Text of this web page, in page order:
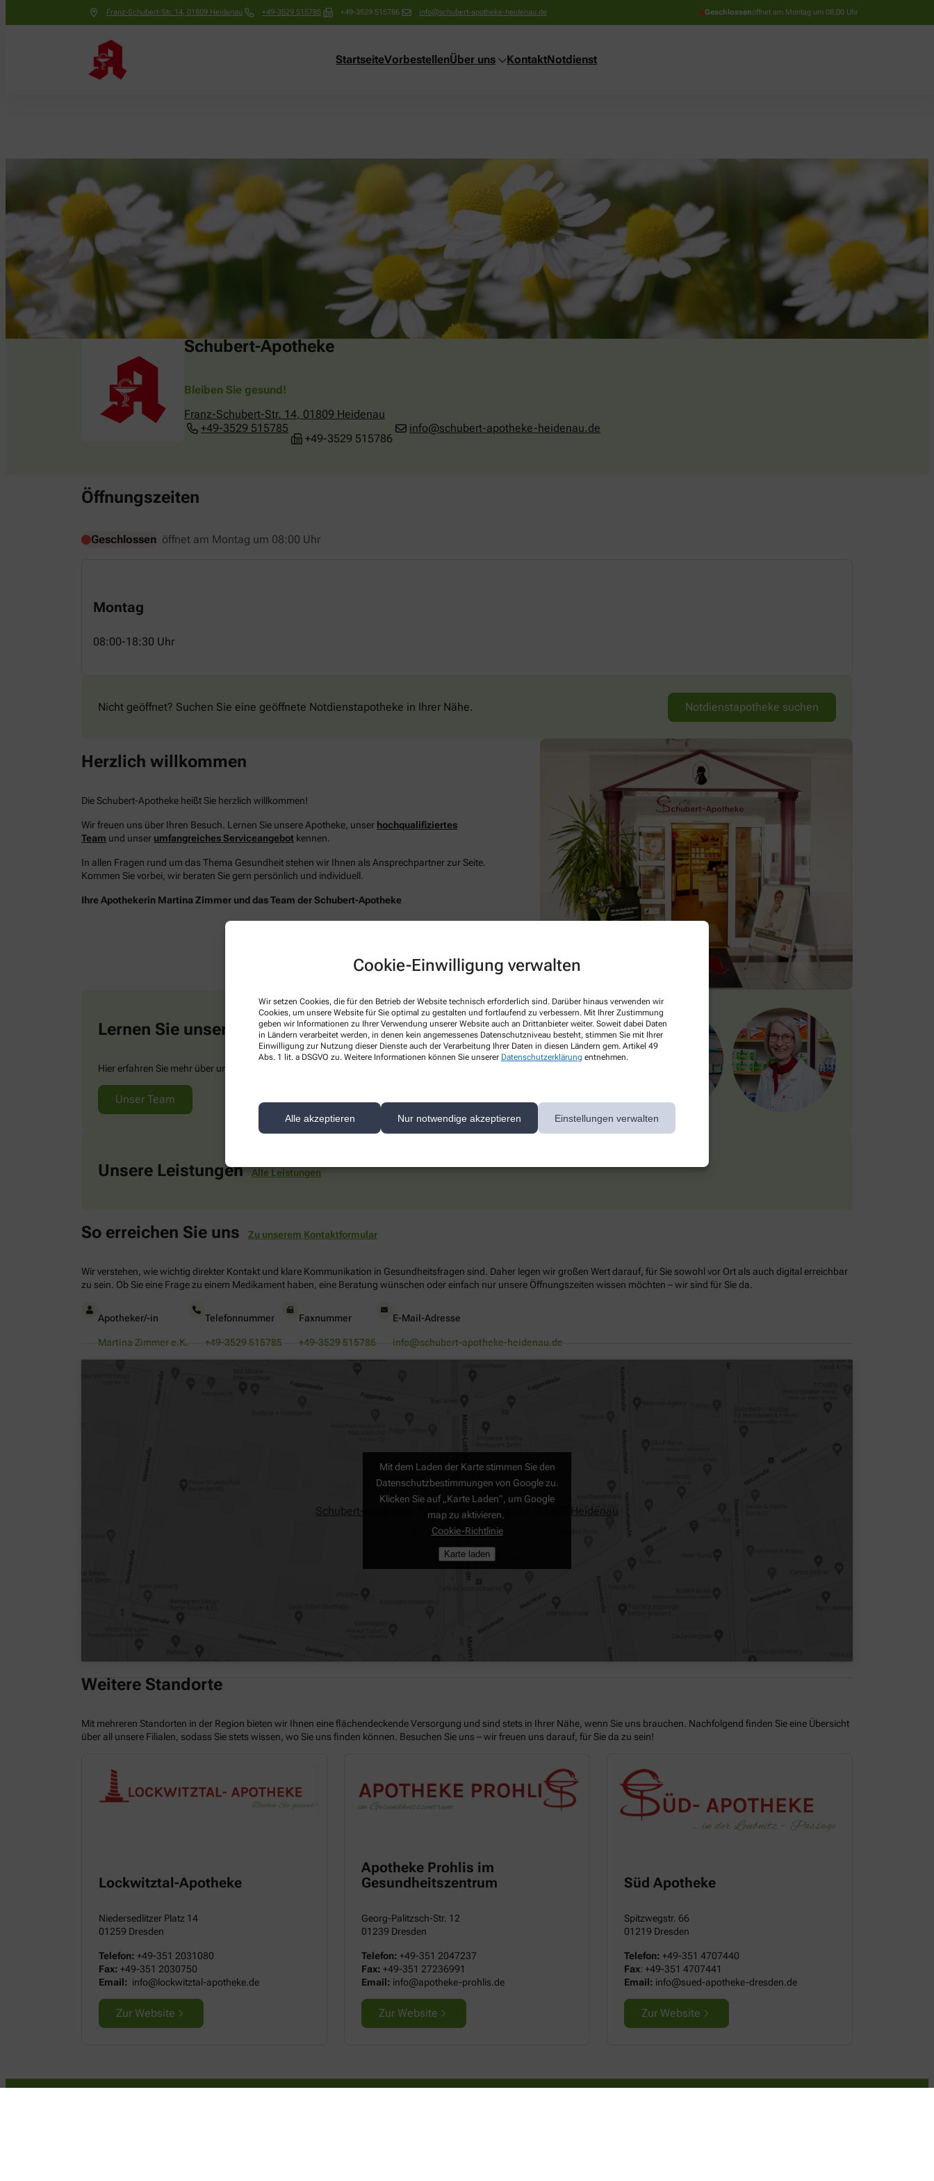
Cookie-Einwilligung verwalten
Wir setzen Cookies, die für den Betrieb der Website technisch erforderlich sind. Darüber hinaus verwenden wir
Cookies, um unsere Website für Sie optimal zu gestalten und fortlaufend zu verbessern. Mit Ihrer Zustimmung
geben wir Informationen zu Ihrer Verwendung unserer Website auch an Drittanbieter weiter. Soweit dabei Daten
in Ländern verarbeitet werden, in denen kein angemessenes Datenschutzniveau besteht, stimmen Sie mit Ihrer
Einwilligung zur Nutzung dieser Dienste auch der Verarbeitung Ihrer Daten in diesen Ländern gem. Artikel 49
Abs. 1 lit. a DSGVO zu. Weitere Informationen können Sie unserer Datenschutzerklärung entnehmen.
Alle akzeptieren Nur notwendige akzeptieren Einstellungen verwalten
Franz-Schubert-Str. 14, 01809 Heidenau +49-3529 515785 +49-3529 515786 info@schubert-apotheke-heidenau.de Geschlossenöffnet am Montag um 08:00 Uhr
StartseiteVorbestellenÜber uns KontaktNotdienst
Schubert-Apotheke
Bleiben Sie gesund!
Franz-Schubert-Str. 14, 01809 Heidenau
+49-3529 515785
+49-3529 515786
info@schubert-apotheke-heidenau.de
Öffnungszeiten
Geschlossen öffnet am Montag um 08:00 Uhr
Montag
08:00-18:30 Uhr
Nicht geöffnet? Suchen Sie eine geöffnete Notdienstapotheke in Ihrer Nähe. Notdienstapotheke suchen
Herzlich willkommen
Die Schubert-Apotheke heißt Sie herzlich willkommen!
Wir freuen uns über Ihren Besuch. Lernen Sie unsere Apotheke, unser hochqualifiziertes
Team und unser umfangreiches Serviceangebot kennen.
In allen Fragen rund um das Thema Gesundheit stehen wir Ihnen als Ansprechpartner zur Seite.
Kommen Sie vorbei, wir beraten Sie gern persönlich und individuell.
Ihre Apothekerin Martina Zimmer und das Team der Schubert-Apotheke
Lernen Sie unser Team kennen
Hier erfahren Sie mehr über uns und unsere Teammitglieder.
Unser Team
Unsere Leistungen Alle Leistungen
So erreichen Sie uns Zu unserem Kontaktformular
Wir verstehen, wie wichtig direkter Kontakt und klare Kommunikation in Gesundheitsfragen sind. Daher legen wir großen Wert darauf, für Sie sowohl vor Ort als auch digital erreichbar
zu sein. Ob Sie eine Frage zu einem Medikament haben, eine Beratung wünschen oder einfach nur unsere Öffnungszeiten wissen möchten – wir sind für Sie da.
Apotheker/-in
Martina Zimmer e.K.
Telefonnummer
+49-3529 515785
Faxnummer
+49-3529 515786
E-Mail-Adresse
info@schubert-apotheke-heidenau.de
Schubert-Apotheke, Franz-Schubert-Str. 14, 01809 Heidenau
Mit dem Laden der Karte stimmen Sie den
Datenschutzbestimmungen von Google zu.
Klicken Sie auf „Karte Laden“, um Google
map zu aktivieren.
Cookie-Richtlinie
Karte laden
Weitere Standorte
Mit mehreren Standorten in der Region bieten wir Ihnen eine flächendeckende Versorgung und sind stets in Ihrer Nähe, wenn Sie uns brauchen. Nachfolgend finden Sie eine Übersicht
über all unsere Filialen, sodass Sie stets wissen, wo Sie uns finden können. Besuchen Sie uns – wir freuen uns darauf, für Sie da zu sein!
Lockwitztal-Apotheke
Niedersedlitzer Platz 14
01259 Dresden
Telefon: +49-351 2031080
Fax: +49-351 2030750
Email: info@lockwitztal-apotheke.de
Zur Website
Apotheke Prohlis im
Gesundheitszentrum
Georg-Palitzsch-Str. 12
01239 Dresden
Telefon: +49-351 2047237
Fax: +49-351 27236991
Email: info@apotheke-prohlis.de
Zur Website
Süd Apotheke
Spitzwegstr. 66
01219 Dresden
Telefon: +49-351 4707440
Fax: +49-351 4707441
Email: info@sued-apotheke-dresden.de
Zur Website